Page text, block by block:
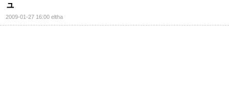
ュ
2009-01-27 16:00eltha